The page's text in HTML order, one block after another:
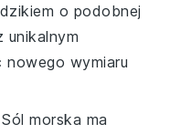
o podobnej
unikalnym
wymiaru
morska ma